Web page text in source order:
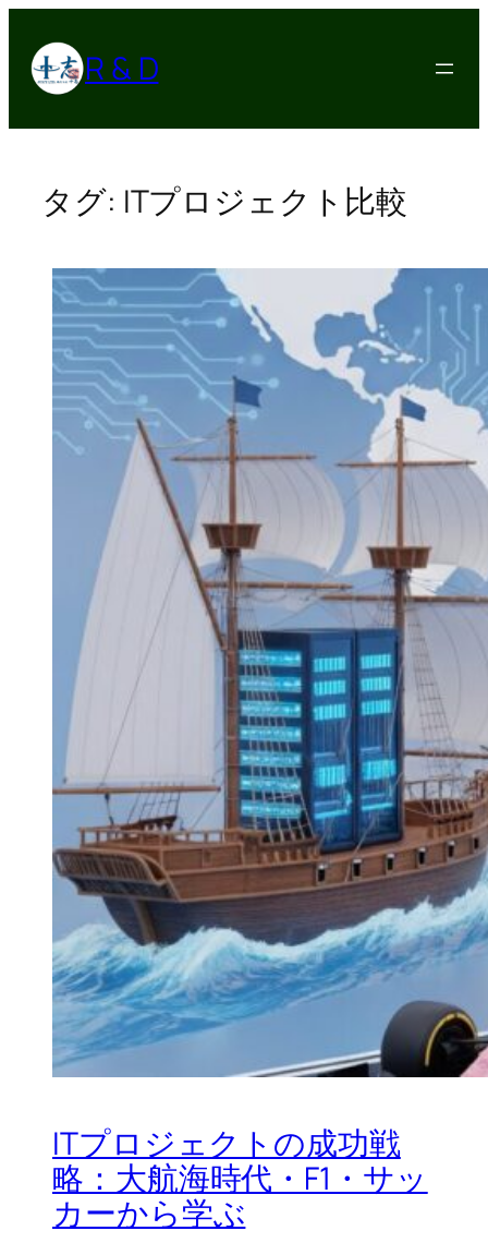
キ
R & D
タグ: ITプロジェクト比較
ITプロジェクトの成功戦
略：大航海時代・F1・サッ
カーから学ぶ